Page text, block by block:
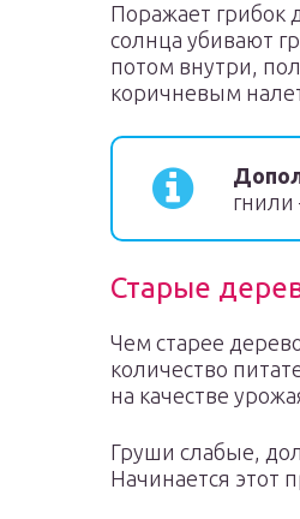
Поражает грибок
солнца убивают
потом внутри,
коричневым
гнили
Старые
Чем старее
количество
на качестве
Груши слабые,
Начинается этот